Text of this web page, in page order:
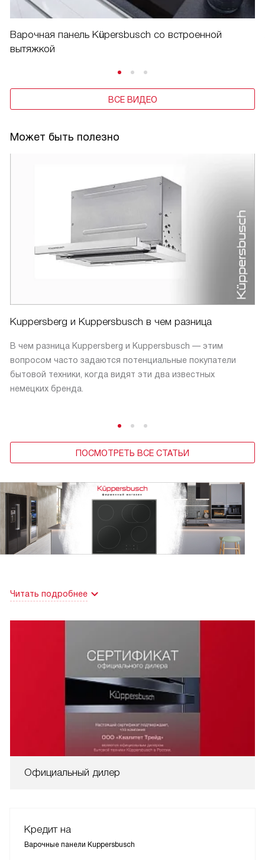
Варочная панель Küpersbusch со встроенной
вытяжкой
ВСЕ ВИДЕО
Может быть полезно
Kuppersberg и Kuppersbusch в чем разница
В чем разница Kuppersberg и Kuppersbusch — этим
вопросом часто задаются потенциальные покупатели
бытовой техники, когда видят эти два известных
немецких бренда.
ПОСМОТРЕТЬ ВСЕ СТАТЬИ
Читать подробнее
Официальный дилер
Кредит на
Варочные панели Kuppersbusch